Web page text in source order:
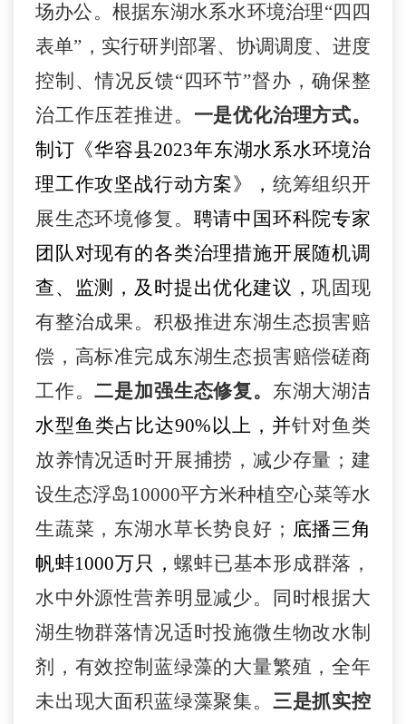
场办公。 根据东湖水系水环境治理“四四
表单”，实行研判部署、协调调度、进度
控制、情况反馈“四环节”督办，确保整
治工作压茬推进。 一是优化治理方式。
制订 《华容县2023年东湖水系水环境治
理工作攻坚战行动方案》
， 统筹组织开
展生态环境修复 。 聘请中 国环科院专家
团队对现有的各类治理措施开展随机调
查、监测，及时提出优化建议，巩固现
有整治成果。 积极推进东湖生态损害赔
偿， 高标准完成东湖生态损害赔偿磋商
工作。二是加强生态修复。 东湖大湖洁
水型鱼类占比达90%以上 ，并针对鱼类
放养情况适时开展捕捞，减少存量 ； 建
设生态浮岛10000平方米种植空心菜等水
生蔬菜 ， 东湖水草长势良好； 底播三角
帆蚌1000万只 ，螺蚌已基本形成群落 ，
水中外源性营养明显减少。 同时根据大
湖生物群落情况适时投施微生物改水制
剂，有效控制蓝绿藻的大量繁殖，全年
未出现大面积蓝绿藻聚集。 三是抓实控